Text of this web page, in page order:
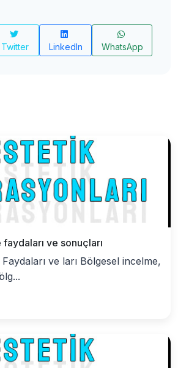
Twitter LinkedIn WhatsApp
ve sonuçları
ve ları Bölgesel incelme,